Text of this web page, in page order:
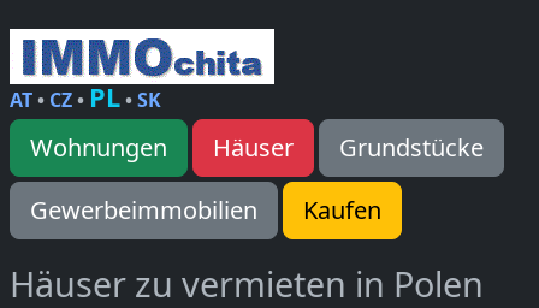
AT• CZ• PL•SK
Wohnungen Häuser
Grundstücke
Gewerbeimmobilien
Kaufen
Häuser zu vermieten in Polen